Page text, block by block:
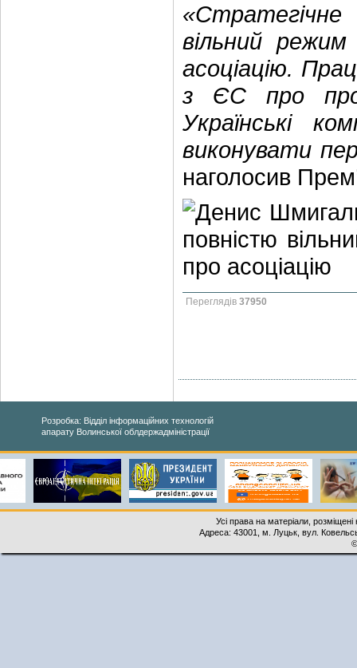
вільний
асоціацію.
з ЄС про
Українські
виконувати
наголосив
Переглядів 37950
Розробка: Відділ інформаційних технологій
апарату Волинської облдержадміністрації
Усі права на матеріали,
Адреса: 43001, м. Луцьк, вул.